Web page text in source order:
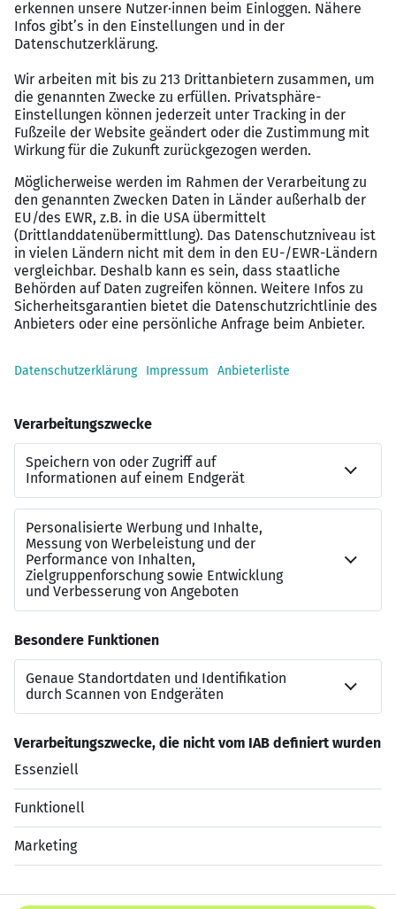
Attraktives Fixgehalt + variabler Bonus,
Hochwertiges, erklärungsbedürftiges
Produktportfolio im Bereich orthopädischer
Anwendungen mit starkem klinischem Nutzen
Onboarding & Training: Produktschulungen,
Mentoring „on the job”, Zugriff auf
klinische/medizinische Weiterbildung
Karriere- und Entwicklungsmöglichkeiten in
einem international aufgestellten Unternehmen
Flexible Arbeitsorganisation im Außendienst,
Entscheidungswege
Teamspirit, Diversität und Chancengleichheit
Kontakt
Luka Staak
Referenznummer
JN-062026-7034822
Beraterkontakt
+49403250742046
Datenschutzerklärung